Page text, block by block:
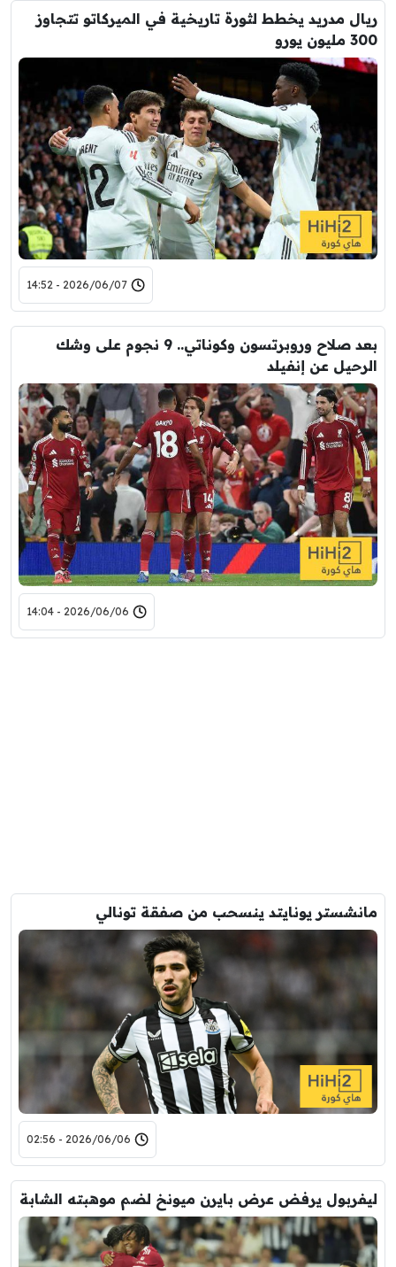
ريال مدريد يخطط لثورة تاريخية في الميركاتو تتجاوز
300 مليون يورو
2026/06/07 - 14:52
بعد صلاح وروبرتسون وكوناتي.. 9 نجوم على وشك
الرحيل عن إنفيلد
2026/06/06 - 14:04
مانشستر يونايتد ينسحب من صفقة تونالي
2026/06/06 - 02:56
ليفربول يرفض عرض بايرن ميونخ لضم موهبته الشابة